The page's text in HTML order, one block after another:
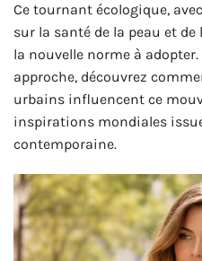
Ce tournant écologique,
sur la santé de la peau et de
la nouvelle norme à
approche, découvrez
urbains influencent ce
inspirations mondiales
contemporaine.